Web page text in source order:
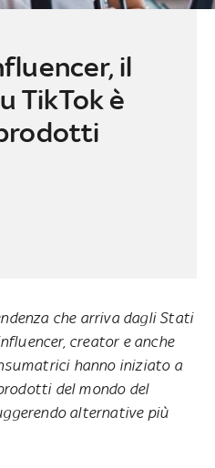
il
TikTok è
che arriva dagli Stati
creator e anche
hanno iniziato a
del mondo del
alternative più